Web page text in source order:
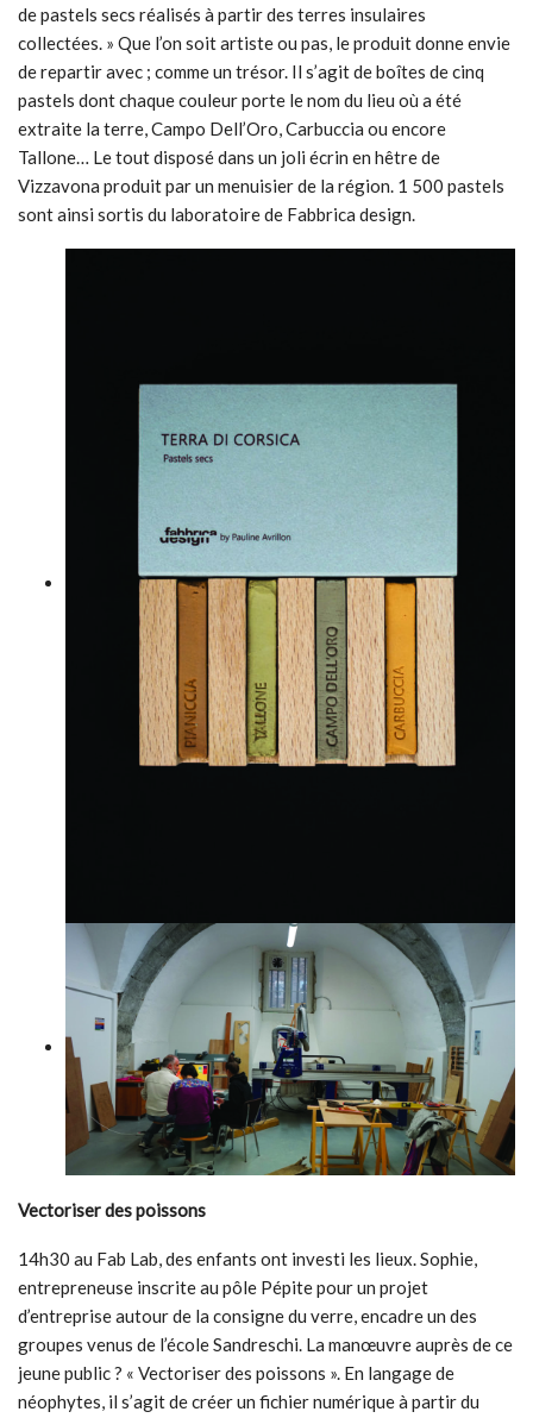
de pastels secs réalisés à partir des terres insulaires
collectées. » Que l’on soit artiste ou pas, le produit donne envie
de repartir avec ; comme un trésor. Il s’agit de boîtes de cinq
pastels dont chaque couleur porte le nom du lieu où a été
extraite la terre, Campo Dell’Oro, Carbuccia ou encore
Tallone… Le tout disposé dans un joli écrin en hêtre de
Vizzavona produit par un menuisier de la région. 1 500 pastels
sont ainsi sortis du laboratoire de Fabbrica design.
Vectoriser des poissons
14h30 au Fab Lab, des enfants ont investi les lieux. Sophie,
entrepreneuse inscrite au pôle Pépite pour un projet
d’entreprise autour de la consigne du verre, encadre un des
groupes venus de l’école Sandreschi. La manœuvre auprès de ce
jeune public ? « Vectoriser des poissons ». En langage de
néophytes, il s’agit de créer un fichier numérique à partir du